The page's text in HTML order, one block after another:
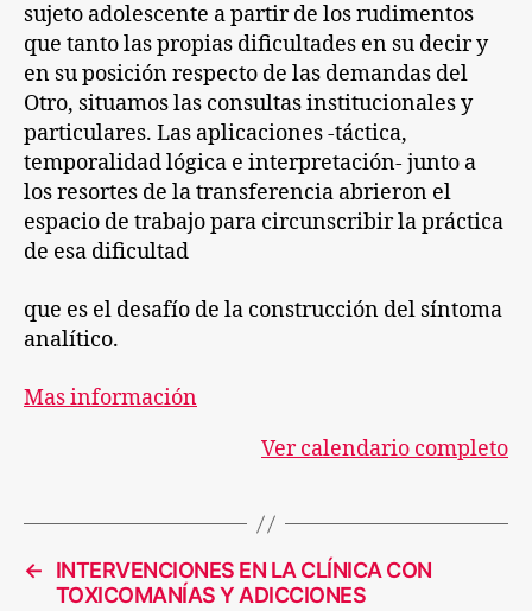
sujeto adolescente a partir de los rudimentos
que tanto las propias dificultades en su decir y
en su posición respecto de las demandas del
Otro, situamos las consultas institucionales y
particulares. Las aplicaciones -táctica,
temporalidad lógica e interpretación- junto a
los resortes de la transferencia abrieron el
espacio de trabajo para circunscribir la práctica
de esa dificultad
que es el desafío de la construcción del síntoma
analítico.
Mas información
Ver calendario completo
←
INTERVENCIONES EN LA CLÍNICA CON
TOXICOMANÍAS Y ADICCIONES